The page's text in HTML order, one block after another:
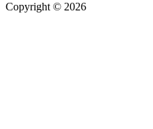
Copyright © 2026